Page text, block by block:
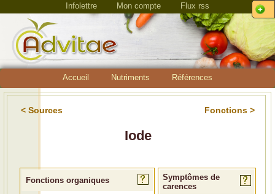
Infolettre Mon compte Flux rss
Accueil Nutriments Références
< Sources Fonctions >
Iode
Fonctions organiques
Symptômes de
carences